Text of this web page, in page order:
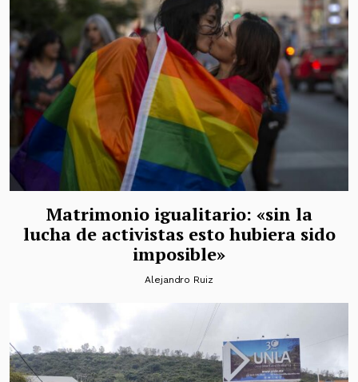
Matrimonio igualitario: «sin la
lucha de activistas esto hubiera sido
imposible»
Alejandro Ruiz